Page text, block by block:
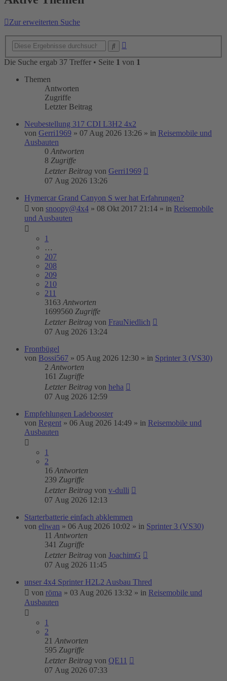
Zur erweiterten Suche
Die Suche ergab 37 Treffer • Seite 1 von 1
Themen
Antworten
Zugriffe
Letzter Beitrag
Neubestellung 317 CDI L3H2 4x2
von Gerri1969 » 07 Aug 2026 13:26 » in Reisemobile und
Ausbauten
0 Antworten
8 Zugriffe
Letzter Beitrag von Gerri1969
07 Aug 2026 13:26
Hymercar Grand Canyon S wer hat Erfahrungen?
von snoopy@4x4 » 08 Okt 2017 21:14 » in Reisemobile
und Ausbauten
1
…
207
208
209
210
211
3163 Antworten
1699560 Zugriffe
Letzter Beitrag von FrauNiedlich
07 Aug 2026 13:24
Frontbügel
von Bossi567 » 05 Aug 2026 12:30 » in Sprinter 3 (VS30)
2 Antworten
161 Zugriffe
Letzter Beitrag von heha
07 Aug 2026 12:59
Empfehlungen Ladebooster
von Regent » 06 Aug 2026 14:49 » in Reisemobile und
Ausbauten
1
2
16 Antworten
239 Zugriffe
Letzter Beitrag von v-dulli
07 Aug 2026 12:13
Starterbatterie einfach abklemmen
von eliwan » 06 Aug 2026 10:02 » in Sprinter 3 (VS30)
11 Antworten
341 Zugriffe
Letzter Beitrag von JoachimG
07 Aug 2026 11:45
unser 4x4 Sprinter H2L2 Ausbau Thred
von röma » 03 Aug 2026 13:32 » in Reisemobile und
Ausbauten
1
2
21 Antworten
595 Zugriffe
Letzter Beitrag von QE11
07 Aug 2026 07:33